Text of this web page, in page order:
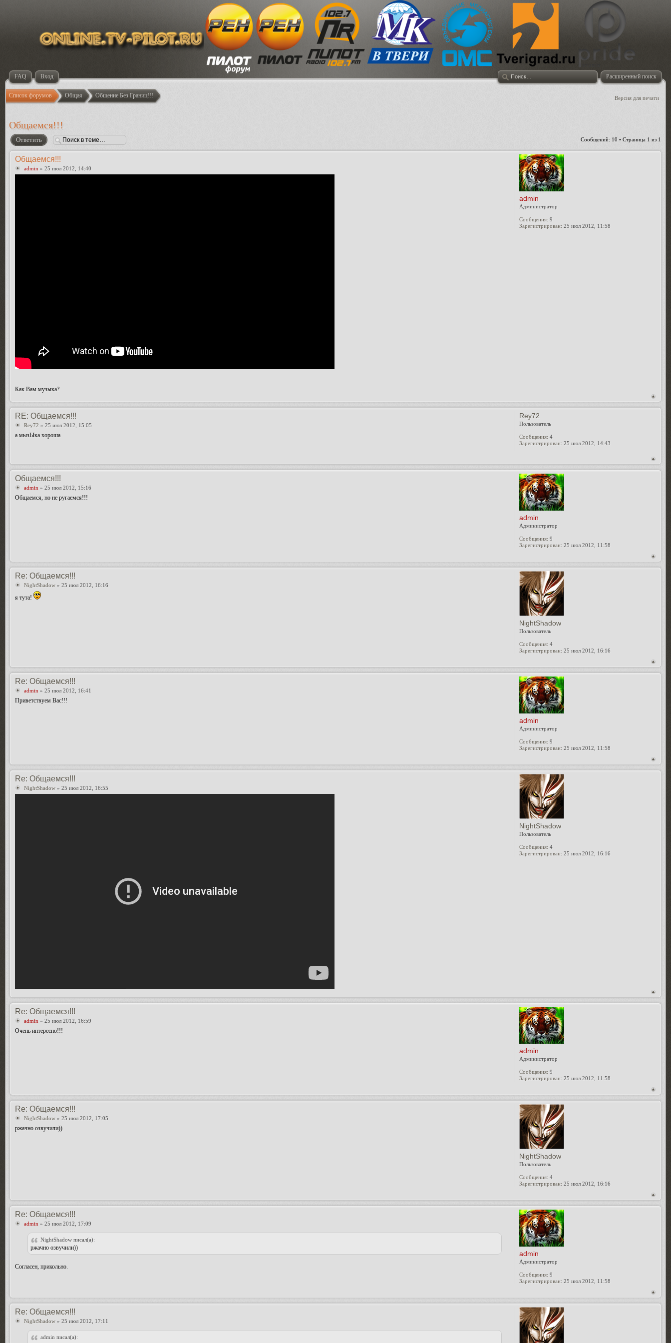
Расширенный поиск
FAQ Вход
Версия для печати
Список форумов Общая Общение Без Границ!!!
Общаемся!!!
Ответить Сообщений: 10 • Страница 1 из 1
Общаемся!!!
admin » 25 июл 2012, 14:40
Как Вам музыка?
admin
Администратор
Сообщения: 9
Зарегистрирован: 25 июл 2012, 11:58
RE: Общаемся!!!
Rey72 » 25 июл 2012, 15:05
а мызЫка хороша
Rey72
Пользователь
Сообщения: 4
Зарегистрирован: 25 июл 2012, 14:43
Общаемся!!!
admin » 25 июл 2012, 15:16
Общаемся, но не ругаемся!!!
admin
Администратор
Сообщения: 9
Зарегистрирован: 25 июл 2012, 11:58
Re: Общаемся!!!
NightShadow » 25 июл 2012, 16:16
я тута!
NightShadow
Пользователь
Сообщения: 4
Зарегистрирован: 25 июл 2012, 16:16
Re: Общаемся!!!
admin » 25 июл 2012, 16:41
Приветствуем Вас!!!
admin
Администратор
Сообщения: 9
Зарегистрирован: 25 июл 2012, 11:58
Re: Общаемся!!!
NightShadow » 25 июл 2012, 16:55
NightShadow
Пользователь
Сообщения: 4
Зарегистрирован: 25 июл 2012, 16:16
Re: Общаемся!!!
admin » 25 июл 2012, 16:59
Очень интересно!!!
admin
Администратор
Сообщения: 9
Зарегистрирован: 25 июл 2012, 11:58
Re: Общаемся!!!
NightShadow » 25 июл 2012, 17:05
ржачно озвучили))
NightShadow
Пользователь
Сообщения: 4
Зарегистрирован: 25 июл 2012, 16:16
Re: Общаемся!!!
admin » 25 июл 2012, 17:09
NightShadow писал(а):
ржачно озвучили))
Согласен, прикольно.
admin
Администратор
Сообщения: 9
Зарегистрирован: 25 июл 2012, 11:58
Re: Общаемся!!!
NightShadow » 25 июл 2012, 17:11
admin писал(а):